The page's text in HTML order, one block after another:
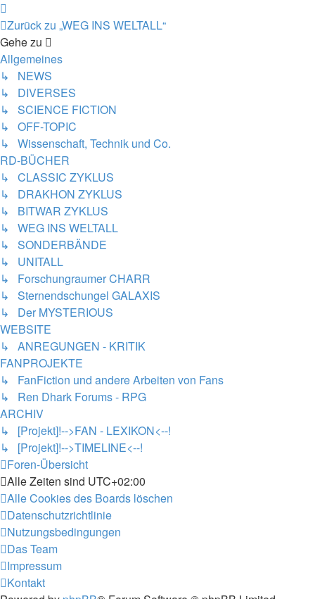
Zurück zu „WEG INS WELTALL“
Gehe zu
Allgemeines
↳ NEWS
↳ DIVERSES
↳ SCIENCE FICTION
↳ OFF-TOPIC
↳ Wissenschaft, Technik und Co.
RD-BÜCHER
↳ CLASSIC ZYKLUS
↳ DRAKHON ZYKLUS
↳ BITWAR ZYKLUS
↳ WEG INS WELTALL
↳ SONDERBÄNDE
↳ UNITALL
↳ Forschungraumer CHARR
↳ Sternendschungel GALAXIS
↳ Der MYSTERIOUS
WEBSITE
↳ ANREGUNGEN - KRITIK
FANPROJEKTE
↳ FanFiction und andere Arbeiten von Fans
↳ Ren Dhark Forums - RPG
ARCHIV
↳ [Projekt]!-->FAN - LEXIKON<--!
↳ [Projekt]!-->TIMELINE<--!
Foren-Übersicht
Alle Zeiten sind UTC+02:00
Alle Cookies des Boards löschen
Datenschutzrichtlinie
Nutzungsbedingungen
Das Team
Impressum
Kontakt